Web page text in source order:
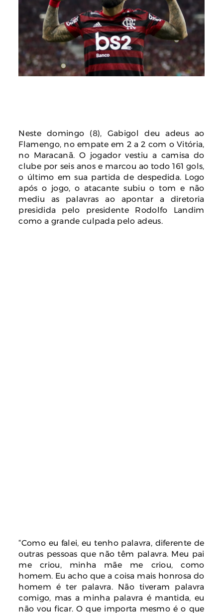
Neste domingo (8), Gabigol deu adeus ao
Flamengo, no empate em 2 a 2 com o Vitória,
no Maracanã. O jogador vestiu a camisa do
clube por seis anos e marcou ao todo 161 gols,
o último em sua partida de despedida. Logo
após o jogo, o atacante subiu o tom e não
mediu as palavras ao apontar a diretoria
presidida pelo presidente Rodolfo Landim
como a grande culpada pelo adeus.
“Como eu falei, eu tenho palavra, diferente de
outras pessoas que não têm palavra. Meu pai
me criou, minha mãe me criou, como
homem. Eu acho que a coisa mais honrosa do
homem é ter palavra. Não tiveram palavra
comigo, mas a minha palavra é mantida, eu
não vou ficar. O que importa mesmo é o que